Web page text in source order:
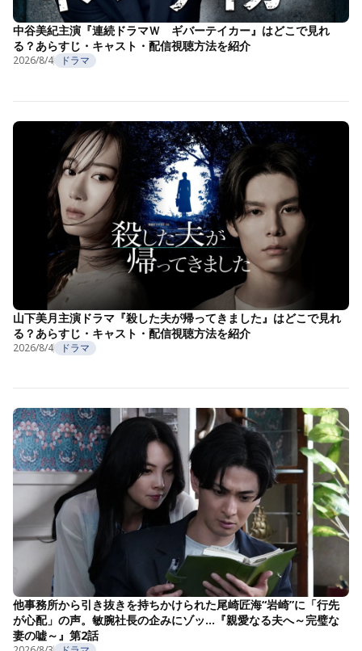
中谷美紀主演『連続ドラマＷ ギバーテイカー』はどこで見れ
る？あらすじ・キャスト・配信視聴方法を紹介
2026/8/4 ドラマ
山下美月主演ドラマ『殺した夫が帰ってきました』はどこで見れ
る？あらすじ・キャスト・配信視聴方法を紹介
2026/8/4 ドラマ
他事務所から引き抜きを持ちかけられた尾崎匠海“岩崎”に「行先
が心配」の声。敏腕社長の企みにゾッ…『親愛なる夫へ～完璧な
妻の嘘～』第2話